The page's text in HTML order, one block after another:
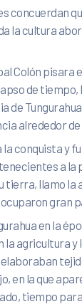
concuerdan
la cultura
Colón
de
de
alrededor de
conquista y
a la
tierra, llamo la
gran
en la
la agricultura y
en la que
tiempo